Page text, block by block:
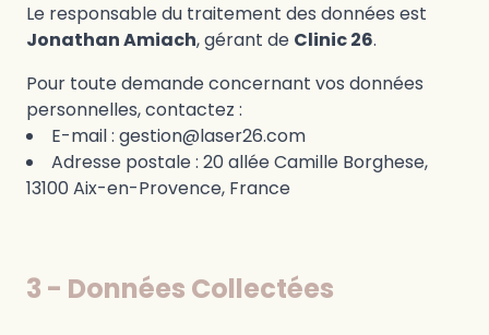
Le responsable du traitement des données est
Jonathan Amiach, gérant de Clinic 26.
Pour toute demande concernant vos données
personnelles, contactez :
E-mail : gestion@laser26.com
Adresse postale : 20 allée Camille Borghese,
13100 Aix-en-Provence, France
3 - Données Collectées